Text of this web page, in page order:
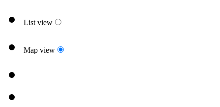
List view
Map view